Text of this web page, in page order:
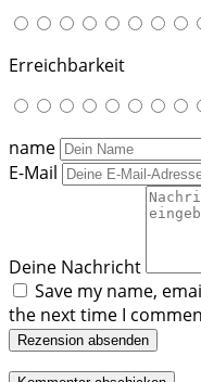
Erreichbarkeit
name
E-Mail
Deine Nachricht
Save my name,
the next time I
Rezension absenden